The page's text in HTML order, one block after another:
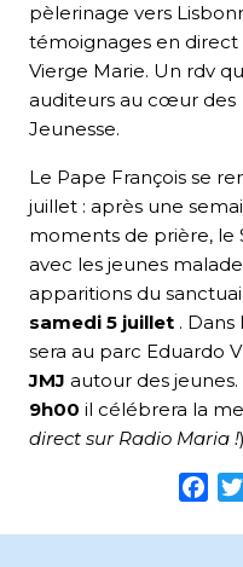
pèlerinage vers
témoignages en direct
Vierge Marie. Un rdv
auditeurs au cœur des
Jeunesse.
Le Pape François se
juillet : après une
moments de prière, le
avec les jeunes
apparitions du
samedi 5 juillet . Dans
sera au parc Eduardo
JMJ autour des jeunes.
9h00 il célébrera la
direct sur Radio Maria !